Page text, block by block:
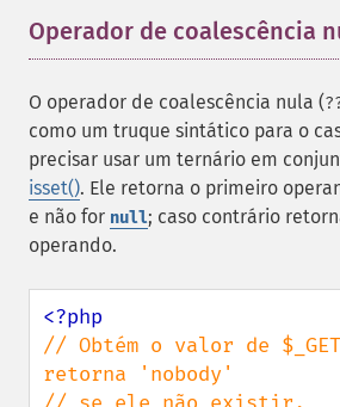
Operador de coalescência
O operador de coalescência nula (
como um truque sintático para o
precisar usar um ternário em
isset(). Ele retorna o primeiro
e não for null; caso contrário
operando.
// Obtém o valor de
retorna 'nobody'